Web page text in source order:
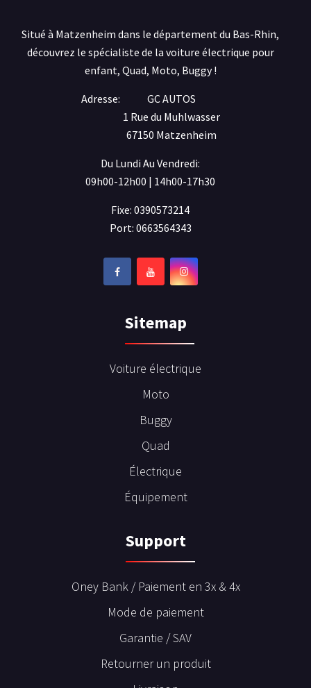
Situé à Matzenheim dans le département du Bas-Rhin,
découvrez le spécialiste de la voiture électrique pour
enfant, Quad, Moto, Buggy !
Adresse:
GC AUTOS
1 Rue du Muhlwasser
67150 Matzenheim
Du Lundi Au Vendredi:
09h00-12h00 | 14h00-17h30
Fixe: 0390573214
Port: 0663564343
Sitemap
Voiture électrique
Moto
Buggy
Quad
Électrique
Équipement
Support
Oney Bank / Paiement en 3x & 4x
Mode de paiement
Garantie / SAV
Retourner un produit